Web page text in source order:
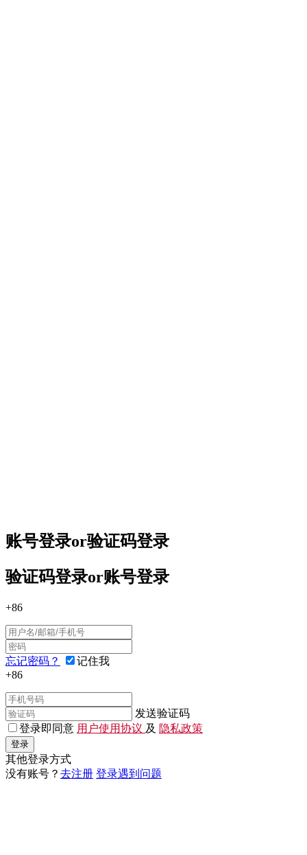
账号登录or验证码登录
验证码登录or账号登录
+86
忘记密码？
记住我
+86
发送验证码
登录即同意 用户使用协议 及 隐私政策
登录
其他登录方式
没有账号？ 去注册 登录遇到问题